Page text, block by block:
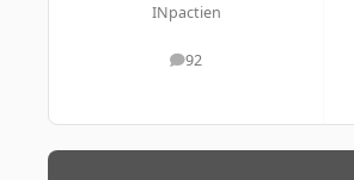
INpactien
92
messages